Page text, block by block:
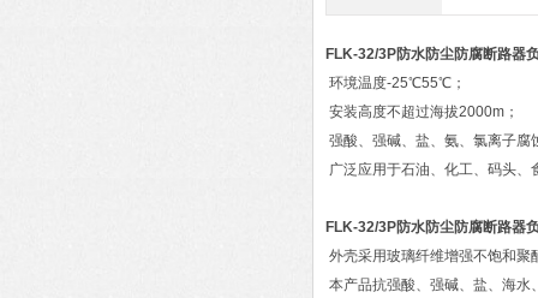
FLK-32/3P防水防尘防腐断路器
环境温度-25℃55℃；
安装高度不超过海拔2000m；
强酸、强碱、盐、氨、氯离子腐
广泛应用于石油、化工、码头、
FLK-32/3P防水防尘防腐断路器
外壳采用玻璃纤维增强不饱和聚
本产品抗强酸、强碱、盐、海水